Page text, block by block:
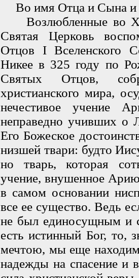
Во имя Отца и Сына и
Возлюбленные во
Святая Церковь
Отцов I Вселенского
Никее в 325 году по
Святых Отцов,
христианского мира,
нечестивое учение
неправедно учивших о
Его Божеское
низшей твари: будто
но тварь, которая
учение, внушенное
в самом основании
все ее существо. Ведь
не был единосущным и
есть истинный Бог, то,
мечтою, мы еще
надежды на спасение и